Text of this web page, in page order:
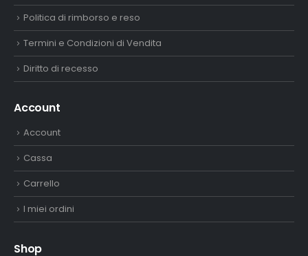
Termini e Condizioni di Vendita
Diritto di recesso
Account
Account
Cassa
Carrello
I miei ordini
Shop
Tutte le categorie